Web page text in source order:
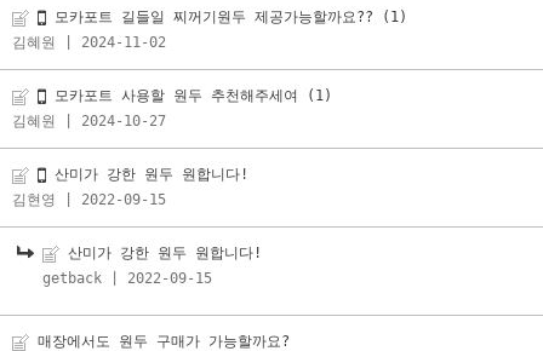
모카포트 길들일 찌꺼기원두 제공가능할까요??
(1)
김혜원
| 2024-11-02
모카포트 사용할 원두 추천해주세여
(1)
김혜원
| 2024-10-27
산미가 강한 원두 원합니다!
김현영
| 2022-09-15
산미가 강한 원두 원합니다!
getback
| 2022-09-15
매장에서도 원두 구매가 가능할까요?